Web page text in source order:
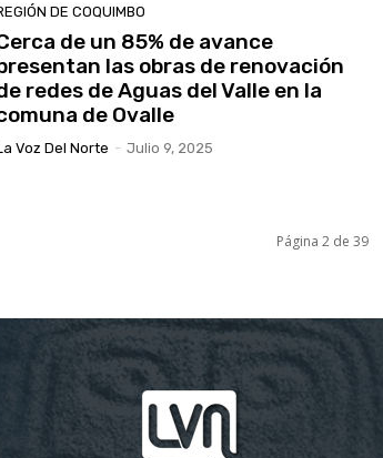
DE COQUIMBO
de un 85% de avance
las obras de renovación
redes de Aguas del Valle en la
de Ovalle
Voz Del Norte - Julio 9, 2025
Página 2 de 39